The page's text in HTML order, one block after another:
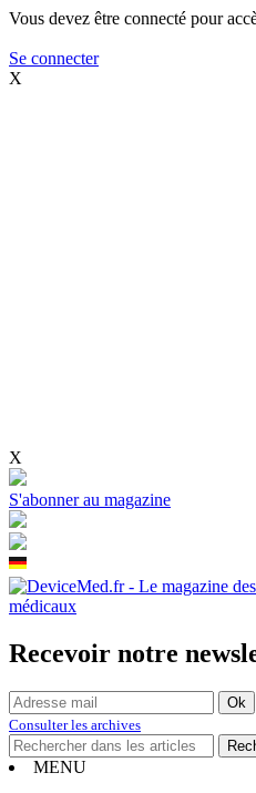
Vous devez être connecté pour
Se connecter
X
X
S'abonner au magazine
Recevoir notre
Consulter les archives
MENU